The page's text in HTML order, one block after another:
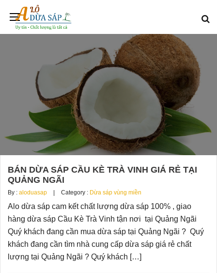
BÁN DỪA SÁP CẦU KÈ TRÀ VINH GIÁ RẺ TẠI
QUẢNG NGÃI
By : aloduasap Category : Dừa sáp vùng miền
Alo dừa sáp cam kết chất lượng dừa sáp 100% , giao
hàng dừa sáp Cầu Kè Trà Vinh tận nơi tại Quảng Ngãi
Quý khách đang cần mua dừa sáp tại Quảng Ngãi ? Quý
khách đang cần tìm nhà cung cấp dừa sáp giá rẻ chất
lượng tại Quảng Ngãi ? Quý khách […]